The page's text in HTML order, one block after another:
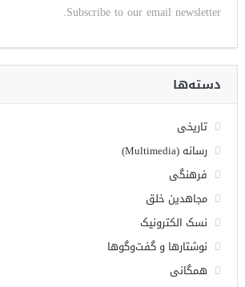
Subscribe to our email newsletter.
دسته‌ها
تاریخی
رسانه (Multimedia)
فرهنگی
مجاهدین خلق
نسک الکترونیک
نوشتارها و گفت‌وگوها
همگانی